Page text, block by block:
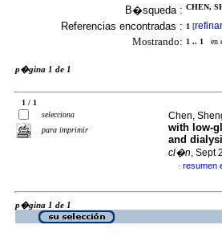
B�squeda : CHEN,
Referencias encontradas : 1 [refinar
Mostrando: 1 .. 1 en
p�gina 1 de 1
1 / 1
selecciona
para imprimir
Chen,
with low-
and
cl�n, Sept
· resumen
p�gina 1 de 1